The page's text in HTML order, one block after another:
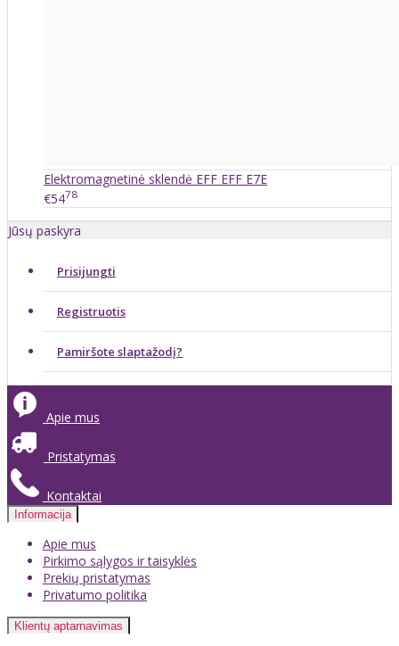
Elektromagnetinė sklendė EFF EFF E7E
€5478
Jūsų paskyra
Prisijungti
Registruotis
Pamiršote slaptažodį?
Apie mus
Pristatymas
Kontaktai
Informacija
Apie mus
Pirkimo sąlygos ir taisyklės
Prekių pristatymas
Privatumo politika
Klientų aptarnavimas